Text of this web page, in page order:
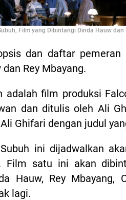
Film yang Dibintangi Dinda Hauw
dan daftar
Rey Mbayang.
adalah film produksi
dan ditulis oleh Ali
Ghifari dengan judul
ini dijadwalkan
Film satu ini akan
Hauw, Rey Mbayang,
lagi.